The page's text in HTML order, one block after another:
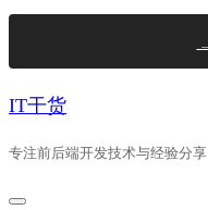
Skip
IT干货
专注前后端开发技术与经验分享